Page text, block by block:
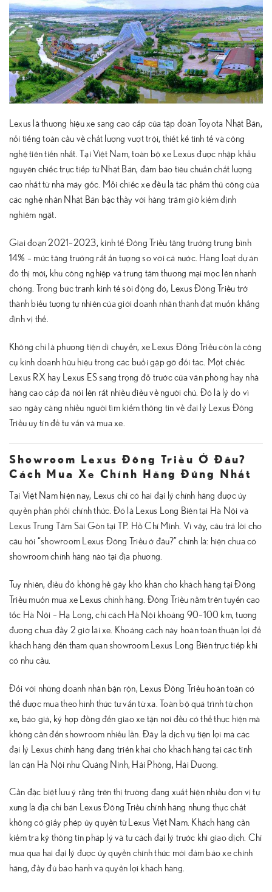
Lexus là thương hiệu xe sang cao cấp của tập đoàn Toyota Nhật Bản,
nổi tiếng toàn cầu về chất lượng vượt trội, thiết kế tinh tế và công
nghệ tiên tiến nhất. Tại Việt Nam, toàn bộ xe Lexus được nhập khẩu
nguyên chiếc trực tiếp từ Nhật Bản, đảm bảo tiêu chuẩn chất lượng
cao nhất từ nhà máy gốc. Mỗi chiếc xe đều là tác phẩm thủ công của
các nghệ nhân Nhật Bản bậc thầy với hàng trăm giờ kiểm định
nghiêm ngặt.
Giai đoạn 2021–2023, kinh tế Đông Triều tăng trưởng trung bình
14% – mức tăng trưởng rất ấn tượng so với cả nước. Hàng loạt dự án
đô thị mới, khu công nghiệp và trung tâm thương mại mọc lên nhanh
chóng. Trong bức tranh kinh tế sôi động đó, Lexus Đông Triều trở
thành biểu tượng tự nhiên của giới doanh nhân thành đạt muốn khẳng
định vị thế.
Không chỉ là phương tiện di chuyển, xe Lexus Đông Triều còn là công
cụ kinh doanh hữu hiệu trong các buổi gặp gỡ đối tác. Một chiếc
Lexus RX hay Lexus ES sang trọng đỗ trước cửa văn phòng hay nhà
hàng cao cấp đã nói lên rất nhiều điều về người chủ. Đó là lý do vì
sao ngày càng nhiều người tìm kiếm thông tin về đại lý Lexus Đông
Triều uy tín để tư vấn và mua xe.
Showroom Lexus Đông Triều Ở Đâu?
Cách Mua Xe Chính Hãng Đúng Nhất
Tại Việt Nam hiện nay, Lexus chỉ có hai đại lý chính hãng được ủy
quyền phân phối chính thức. Đó là Lexus Long Biên tại Hà Nội và
Lexus Trung Tâm Sài Gòn tại TP. Hồ Chí Minh. Vì vậy, câu trả lời cho
câu hỏi “showroom Lexus Đông Triều ở đâu?” chính là: hiện chưa có
showroom chính hãng nào tại địa phương.
Tuy nhiên, điều đó không hề gây khó khăn cho khách hàng tại Đông
Triều muốn mua xe Lexus chính hãng. Đông Triều nằm trên tuyến cao
tốc Hà Nội – Hạ Long, chỉ cách Hà Nội khoảng 90–100 km, tương
đương chưa đầy 2 giờ lái xe. Khoảng cách này hoàn toàn thuận lợi để
khách hàng đến tham quan showroom Lexus Long Biên trực tiếp khi
có nhu cầu.
Đối với những doanh nhân bận rộn, Lexus Đông Triều hoàn toàn có
thể được mua theo hình thức tư vấn từ xa. Toàn bộ quá trình từ chọn
xe, báo giá, ký hợp đồng đến giao xe tận nơi đều có thể thực hiện mà
không cần đến showroom nhiều lần. Đây là dịch vụ tiện lợi mà các
đại lý Lexus chính hãng đang triển khai cho khách hàng tại các tỉnh
lân cận Hà Nội như Quảng Ninh, Hải Phòng, Hải Dương.
Cần đặc biệt lưu ý rằng trên thị trường đang xuất hiện nhiều đơn vị tự
xưng là địa chỉ bán Lexus Đông Triều chính hãng nhưng thực chất
không có giấy phép ủy quyền từ Lexus Việt Nam. Khách hàng cần
kiểm tra kỹ thông tin pháp lý và tư cách đại lý trước khi giao dịch. Chỉ
mua qua hai đại lý được ủy quyền chính thức mới đảm bảo xe chính
hãng, đầy đủ bảo hành và quyền lợi khách hàng.